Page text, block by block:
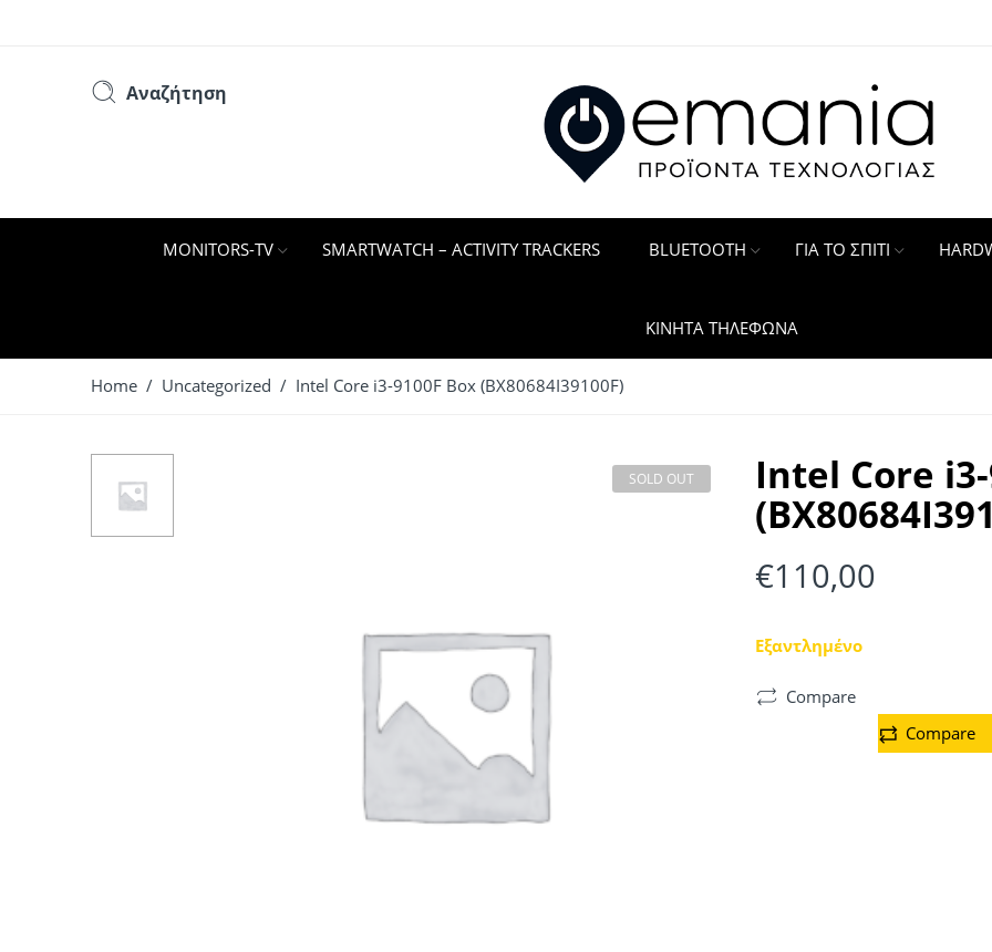
Αναζήτηση
MONITORS-TV SMARTWATCH – ACTIVITY TRACKERS BLUETOOTH ΓΙΑ ΤΟ ΣΠΙΤΙ
ΚΙΝΗΤΑ ΤΗΛΕΦΩΝΑ
Home / Uncategorized / Intel Core i3-9100F Box (BX80684I39100F)
SOLD OUT Intel Core
€110,00
Εξαντλημένο
Compare
Compare